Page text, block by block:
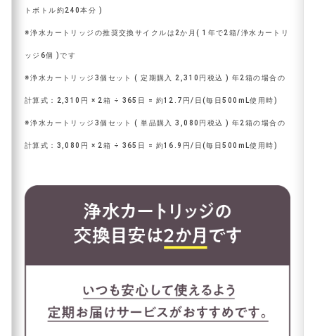
トボトル約240本分 )
※浄水カートリッジの推奨交換サイクルは2か月( 1年で2箱/浄水カートリ
ッジ6個 )です
※浄水カートリッジ3個セット ( 定期購入 2,310円税込 ) 年2箱の場合の
計算式：2,310円 × 2箱 ÷ 365日 = 約12.7円/日(毎日500mL使用時)
※浄水カートリッジ3個セット ( 単品購入 3,080円税込 ) 年2箱の場合の
計算式：3,080円 × 2箱 ÷ 365日 = 約16.9円/日(毎日500mL使用時)